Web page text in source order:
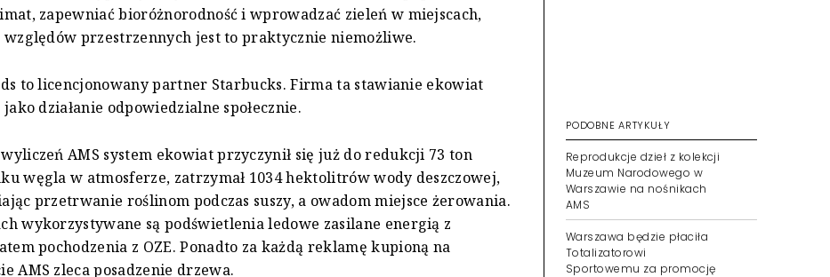
zapewniać bioróżnorodność i wprowadzać zieleń w miejscach,
względów przestrzennych jest to praktycznie niemożliwe.
to licencjonowany partner Starbucks. Firma ta stawianie ekowiat
działanie odpowiedzialne społecznie.
wyliczeń AMS system ekowiat przyczynił się już do redukcji 73 ton
węgla w atmosferze, zatrzymał 1034 hektolitrów wody deszczowej,
przetrwanie roślinom podczas suszy, a owadom miejsce żerowania.
wykorzystywane są podświetlenia ledowe zasilane energią z
pochodzenia z OZE. Ponadto za każdą reklamę kupioną na
AMS zleca posadzenie drzewa.
PODOBNE ARTYKUŁY
Reprodukcje dzieł z kolekcji
Muzeum Narodowego w
Warszawie na nośnikach
AMS
Warszawa będzie płaciła
Totalizatorowi
Sportowemu za promocję